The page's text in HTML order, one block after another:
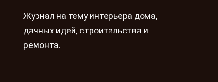
Журнал на тему интерьера дома,
дачных идей, строительства и
ремонта.